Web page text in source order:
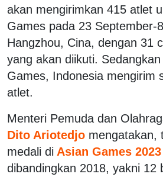
akan mengirimkan 415 atlet
Games pada 23 September-
Hangzhou, Cina, dengan 31
yang akan diikuti.
Games, Indonesia mengirim
atlet.
Menteri Pemuda dan
Dito Ariotedjo mengatakan,
medali di Asian Games 2023
dibandingkan 2018, yakni 12